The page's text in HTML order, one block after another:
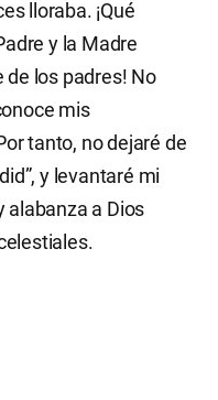
lloraba. ¡Qué
y la Madre
los padres! No
mis
tanto, no dejaré de
y levantaré mi
alabanza a Dios